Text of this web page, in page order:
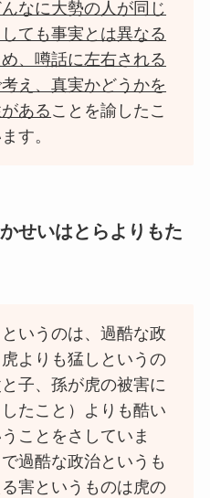
んなに大勢の人が同じ
ても事実とは異なる
、噂話に左右される
え、真実かどうかを
ある ことを諭したこ
す。
せいはとらよりもた
いうのは、過酷な政
よりも猛しというの
子、孫が虎の被害に
たこと）よりも酷い
ことをさしていま
過酷な政治というも
害というものは虎の